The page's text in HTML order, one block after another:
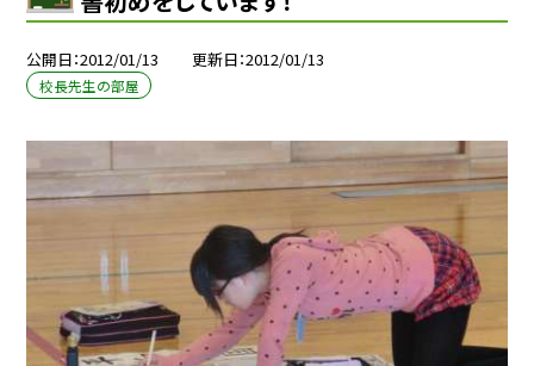
公開日 2012/01/13 更新日 2012/01/13
校長先生の部屋